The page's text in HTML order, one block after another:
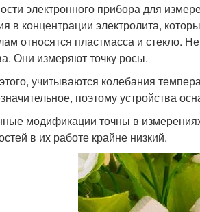
электронного прибора для
в концентрации электролита,
относятся пластмасса и стекло.
Они измеряют точку росы.
учитываются колебания
поэтому устройства
модификации точны в
в их работе крайне низкий.